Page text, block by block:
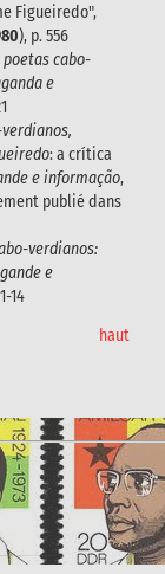
Figueiredo",
), p. 556
cabo-
e
: a crítica
e informação,
publié dans
verdianos:
e
14
haut